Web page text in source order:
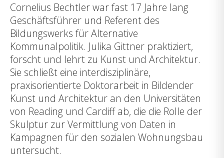
Cornelius Bechtler war fast 17 Jahre lang
Geschäftsführer und Referent des
Bildungswerks für Alternative
Kommunalpolitik. Julika Gittner praktiziert,
forscht und lehrt zu Kunst und Architektur.
Sie schließt eine interdisziplinäre,
praxisorientierte Doktorarbeit in Bildender
Kunst und Architektur an den Universitäten
von Reading und Cardiff ab, die die Rolle der
Skulptur zur Vermittlung von Daten in
Kampagnen für den sozialen Wohnungsbau
untersucht.